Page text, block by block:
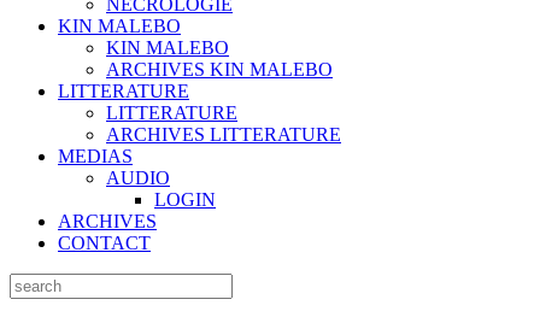
NECROLOGIE
KIN MALEBO
KIN MALEBO
ARCHIVES KIN MALEBO
LITTERATURE
LITTERATURE
ARCHIVES LITTERATURE
MEDIAS
AUDIO
LOGIN
ARCHIVES
CONTACT